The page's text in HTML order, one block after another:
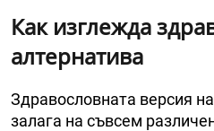
Как изглежда
алтернатива
Здравословната версия
залага на съвсем